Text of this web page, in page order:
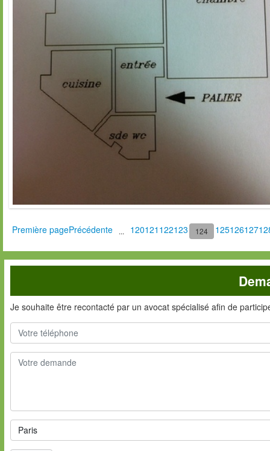
Première pagePrécédente ... 120121 122123 124 125126127
Je souhaite être recontacté par un avocat spécialisé afin de